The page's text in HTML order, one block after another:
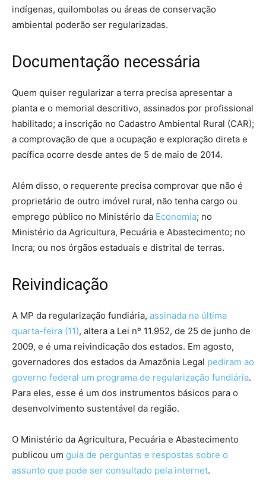
indígenas, quilombolas ou áreas de conservação
ambiental poderão ser regularizadas.
Documentação necessária
Quem quiser regularizar a terra precisa apresentar a
planta e o memorial descritivo, assinados por profissional
habilitado; a inscrição no Cadastro Ambiental Rural (CAR);
a comprovação de que a ocupação e exploração direta e
pacífica ocorre desde antes de 5 de maio de 2014.
Além disso, o requerente precisa comprovar que não é
proprietário de outro imóvel rural, não tenha cargo ou
emprego público no Ministério da Economia; no
Ministério da Agricultura, Pecuária e Abastecimento; no
Incra; ou nos órgãos estaduais e distrital de terras.
Reivindicação
A MP da regularização fundiária, assinada na última
quarta-feira (11), altera a Lei nº 11.952, de 25 de junho de
2009, e é uma reivindicação dos estados. Em agosto,
governadores dos estados da Amazônia Legal pediram ao
governo federal um programa de regularização fundiária.
Para eles, esse é um dos instrumentos básicos para o
desenvolvimento sustentável da região.
O Ministério da Agricultura, Pecuária e Abastecimento
publicou um guia de perguntas e respostas sobre o
assunto que pode ser consultado pela internet.